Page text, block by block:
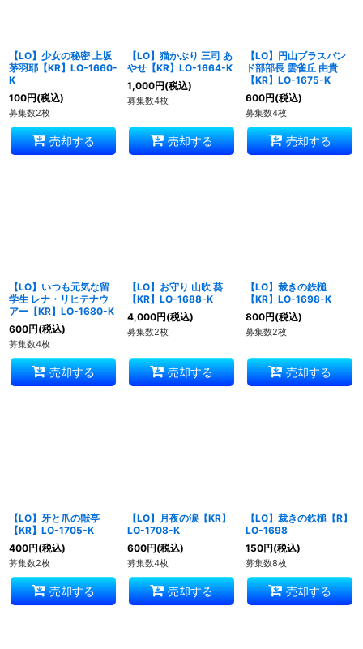
【LO】少女の秘密 上坂
茅羽耶【KR】LO-1660-
K
100円(税込)
募集数2枚
売却する
【LO】猫かぶり 三司 あ
やせ【KR】LO-1664-K
1,000円(税込)
募集数4枚
売却する
【LO】円山ブラスバン
ド部部長 雲雀丘 由貴
【KR】LO-1675-K
600円(税込)
募集数4枚
売却する
【LO】いつも元気な留
学生 レナ・リヒテナウ
アー【KR】LO-1680-K
600円(税込)
募集数4枚
売却する
【LO】お守り 山吹 葵
【KR】LO-1688-K
4,000円(税込)
募集数2枚
売却する
【LO】裁きの鉄槌
【KR】LO-1698-K
800円(税込)
募集数2枚
売却する
【LO】牙と爪の獣亭
【KR】LO-1705-K
400円(税込)
募集数2枚
売却する
【LO】月夜の涙【KR】
LO-1708-K
600円(税込)
募集数4枚
売却する
【LO】裁きの鉄槌【R】
LO-1698
150円(税込)
募集数8枚
売却する